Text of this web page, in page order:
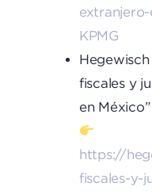
extranjero-
KPMG
fiscales y
en México”
https://
fiscales-y-